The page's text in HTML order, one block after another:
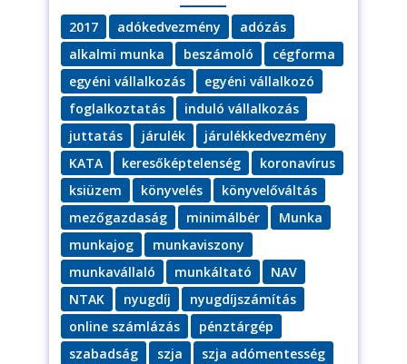
2017 adókedvezmény
adózás
alkalmi munka
beszámoló
cégforma
egyéni vállalkozás
egyéni vállalkozó
foglalkoztatás
induló vállalkozás
juttatás
járulék
járulékkedvezmény
KATA
keresőképtelenség
koronavírus
ksiüzem
könyvelés
könyvelőváltás
mezőgazdaság
minimálbér
Munka
munkajog
munkaviszony
munkavállaló
munkáltató
NAV
NTAK
nyugdíj
nyugdíjszámítás
online számlázás
pénztárgép
szabadság
szja
szja adómentesség